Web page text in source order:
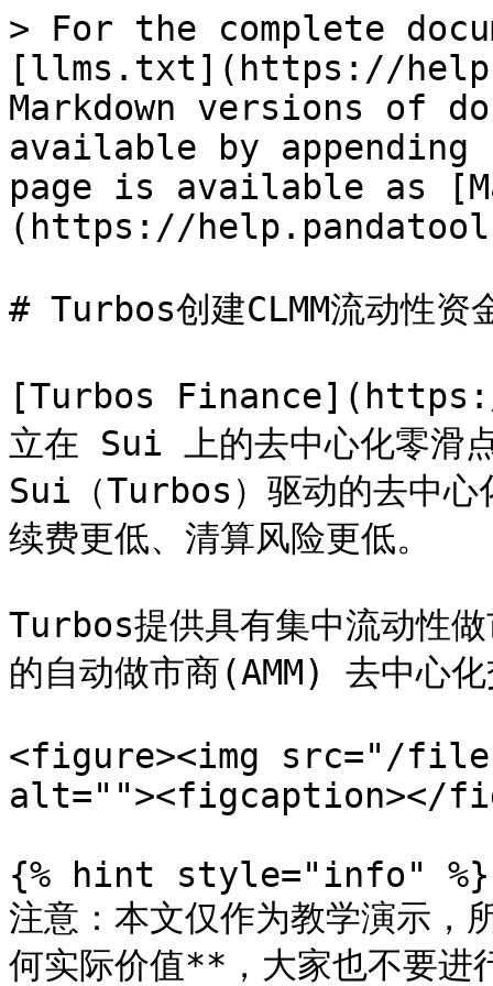
> For the complete
[llms.txt](https://
Markdown versions of
available by
page is available as
(https://
# Turbos创建CLMM流动性资
[Turbos
立在 Sui 上的去中心化零滑
Sui（Turbos）驱动的去中心
续费更低、清算风险更低。
Turbos提供具有集中流动性
的自动做市商(AMM) 去中心
<figure><img src="/files/
alt=""><figcaption></
{% hint style="info" %}
注意：本文仅作为教学演示，
何实际价值**，大家也不要进